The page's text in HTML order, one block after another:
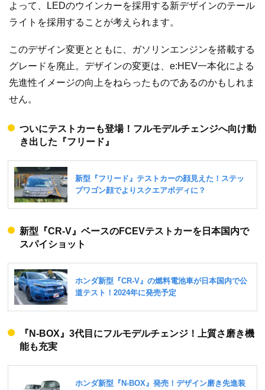
よって、LEDのウインカーを採用する新デザインのテール
ライトを採用することが考えられます。
このデザイン変更とともに、ガソリンエンジンを搭載する
グレードを廃止。デザインの変更は、e:HEV一本化による
先進性イメージの向上をねらったものであるのかもしれま
せん。
ついにテストカーも登場！フルモデルチェンジへ向け動
き出した『フリード』
新型『CR-V』ベースのFCEVテストカーを日本国内で
スパイショット
『N-BOX』3代目にフルモデルチェンジ！上質さ磨き機
能も充実